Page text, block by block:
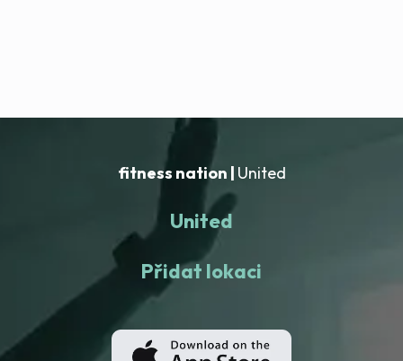
fitness nation | United
United
Přidat lokaci